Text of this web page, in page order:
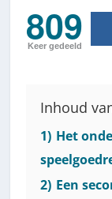
809
Keer gedeeld
Inhoud
1) Het
2) Een